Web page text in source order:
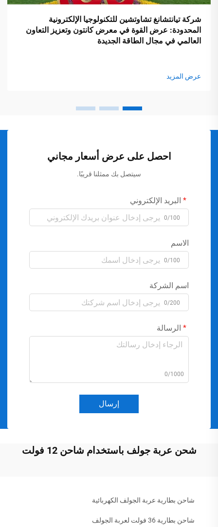
شركة تيانتشانغ تشاوتشين للتكنولوجيا الإلكترونية
المحدودة: عرض القوة في معرض كانتون وتعزيز التعاون
العالمي في مجال الطاقة الجديدة
عرض المزيد
احصل على عرض أسعار مجاني
سيتصل بك ممثلنا قريبًا.
البريد الإلكتروني
0/100
الاسم
0/100
اسم الشركة
0/200
الرسالة
0/1000
إرسال
شحن عربة جولف باستخدام شاحن 12 فولت
شاحن بطارية عربة الجولف الكهربائية
شاحن بطارية 36 فولت لعربة الجولف